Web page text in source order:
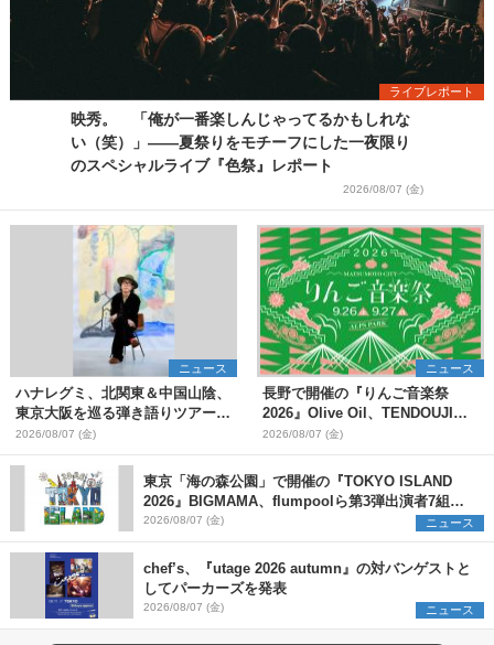
ライブレポート
映秀。 「俺が一番楽しんじゃってるかもしれな
い（笑）」――夏祭りをモチーフにした一夜限り
のスペシャルライブ『色祭』レポート
2026/08/07 (金)
ニュース
ハナレグミ、北関東＆中国山陰、
東京大阪を巡る弾き語りツアー10
月より開催決定
2026/08/07 (金)
ニュース
長野で開催の『りんご音楽祭
2026』Olive Oil、TENDOUJIら
第11弾出演アーティスト（16組）
を発表
2026/08/07 (金)
東京「海の森公園」で開催の『TOKYO ISLAND
2026』BIGMAMA、flumpoolら第3弾出演者7組を
発表 ワークショップ・アート出展者を募集
2026/08/07 (金) ニュース
chef’s、『utage 2026 autumn』の対バンゲストと
してパーカーズを発表
2026/08/07 (金) ニュース